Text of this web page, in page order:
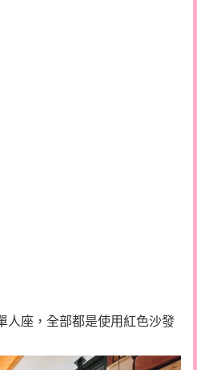
人座，全部都是使用紅色沙發